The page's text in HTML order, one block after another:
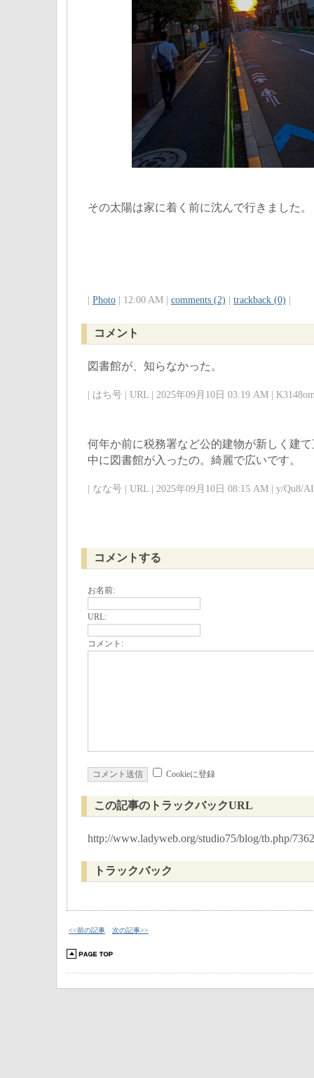
その太陽は家に着く前に沈んで行きました。
Photo | 12:00 AM | comments (2) trackback (0)
コメント
図書館が、知らなかった。
| はち号 | URL | 2025年09月10日 03:19 AM |
何年か前に税務署など公的建物が新しく建
中に図書館が入ったの。綺麗で広いです。
| なな号 | URL | 2025年09月10日 08:15 AM | y/Qu8/
コメントする
お名前:
URL:
コメント:
Cookieに登録
この記事のトラックバックURL
http://www.ladyweb.org/studio75/blog/tb.php/7362
トラックバック
<<前の記事 次の記事>>